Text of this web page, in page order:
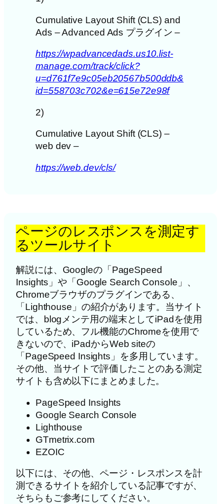
Cumulative Layout Shift (CLS) and
Ads – Advanced Ads プラグイン –
https://wpadvancedads.us10.list-
manage.com/track/click?
u=d761f7e9c05eb20567b500ddb&
id=558703c702&e=615e72e98f
2)
Cumulative Layout Shift (CLS) –
web dev –
https://web.dev/cls/
ページのレスポンスを測定す
るツールサイト
解説には、Googleの「PageSpeed
Insights」や「Google Search Console」、
Chromeブラウザのプラグインである、
「Lighthouse」の紹介があります。当サイト
では、blogメンテ用の端末としてiPadを使用
しているため、フル機能のChromeを使用で
きないので、iPadからWeb siteの
「PageSpeed Insights」を多用しています。
その他、当サイトで評価したことのある測定
サイトも含め以下にまとめました。
PageSpeed Insights
Google Search Console
Lighthouse
GTmetrix.com
EZOIC
以下には、その他、ページ・レスポンスを計
測できるサイトを紹介している記事ですが、
そちらもご参考にしてください。